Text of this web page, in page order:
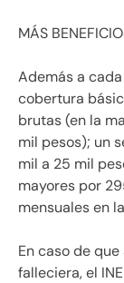
MÁS
Además a
cobertura
brutas (en la
mil pesos); un
mil a 25 mil
mayores por
mensuales en
En caso de
falleciera, el